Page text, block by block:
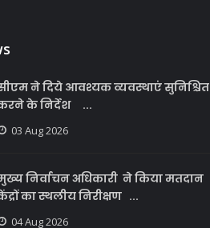
ने दिये आवश्यक व्यवस्थाएं सुनिश्चित
के निर्देश ...
03 Aug 2026
निर्वाचन अधिकारी ने किया मतदान
का स्थलीय निरीक्षण ...
04 Aug 2026